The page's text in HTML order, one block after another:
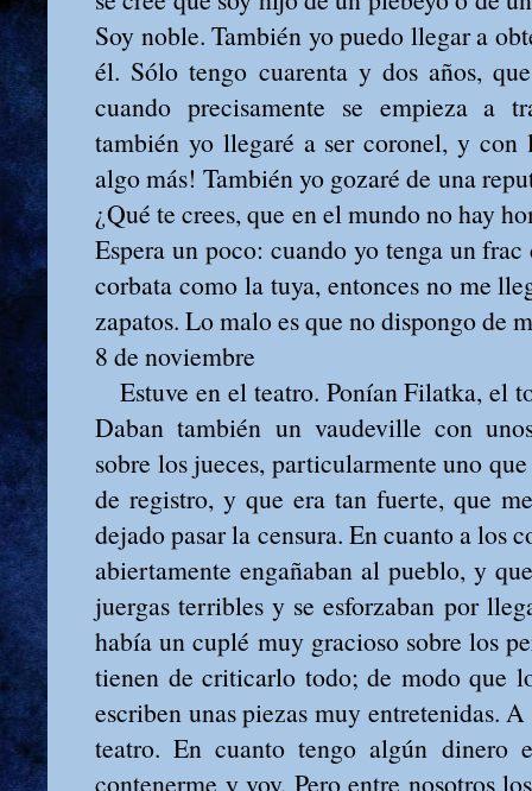
Soy noble. También yo puedo llegar a
él. Sólo tengo cuarenta y dos años,
cuando precisamente se empieza a
también yo llegaré a ser coronel, y con
algo más! También yo gozaré de una
¿Qué te crees, que en el mundo no hay
Espera un poco: cuando yo tenga un
corbata como la tuya, entonces no me
zapatos. Lo malo es que no dispongo de
8 de noviembre
Estuve en el teatro. Ponían Filatka, el
Daban también un vaudeville con
sobre los jueces, particularmente uno
de registro, y que era tan fuerte, que
dejado pasar la censura. En cuanto a los
abiertamente engañaban al pueblo, y
juergas terribles y se esforzaban por
había un cuplé muy gracioso sobre los
tienen de criticarlo todo; de modo que
escriben unas piezas muy entretenidas.
teatro. En cuanto tengo algún dinero
contenerme y voy. Pero entre nosotros